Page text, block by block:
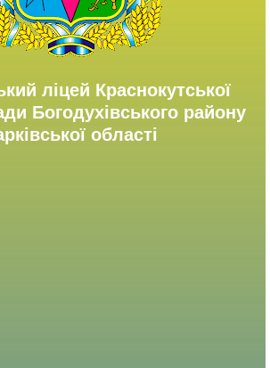
ліцей Краснокутської
Богодухівського району
області